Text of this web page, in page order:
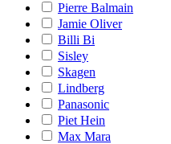
Pierre Balmain
Jamie Oliver
Billi Bi
Sisley
Skagen
Lindberg
Panasonic
Piet Hein
Max Mara